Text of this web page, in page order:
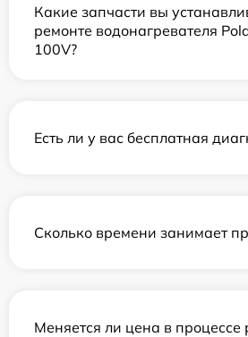
Какие запчасти вы
ремонте водонагревателя
100V?
Есть ли у вас бесплатная
Сколько времени занимает
Меняется ли цена в процессе